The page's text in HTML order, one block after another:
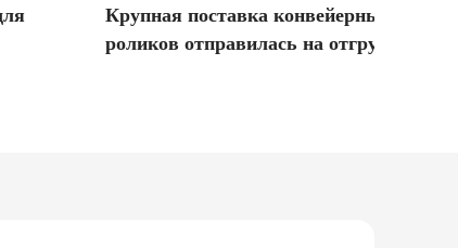
Крупная поставка конвейерных
роликов отправилась на отгрузку